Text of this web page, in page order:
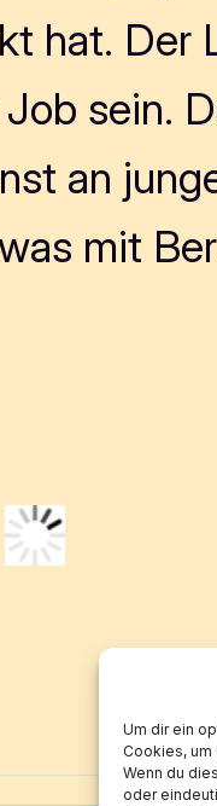
Um dir ein
Cookies,
Wenn du
oder
hat. Der
sein.
an
mit